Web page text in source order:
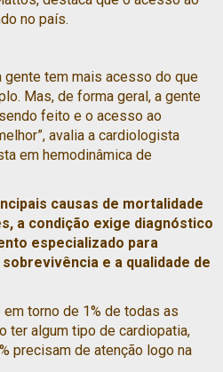
no país.
gente tem mais acesso do que
Mas, de forma geral, a gente
feito e o acesso ao
avalia a cardiologista
em hemodinâmica de
causas de mortalidade
a condição exige diagnóstico
especializado para
e a qualidade de
torno de 1% de todas as
ter algum tipo de cardiopatia,
precisam de atenção logo na